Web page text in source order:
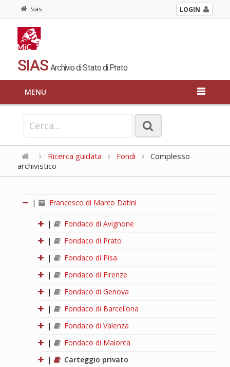
Sias LOGIN
SIAS Archivio di Stato di Prato
MENU
Ricerca guidata Fondi
Complesso
archivistico
| Francesco di Marco Datini
|
Fondaco di Avignone
|
Fondaco di Prato
|
Fondaco di Pisa
|
Fondaco di Firenze
|
Fondaco di Genova
|
Fondaco di Barcellona
|
Fondaco di Valenza
|
Fondaco di Maiorca
|
Carteggio privato